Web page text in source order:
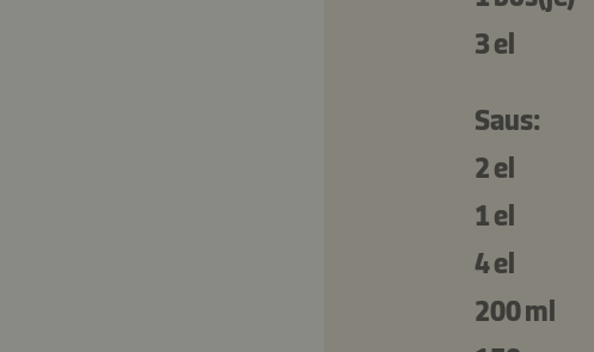
3 el
Saus:
2 el
1 el
4 el
200 ml